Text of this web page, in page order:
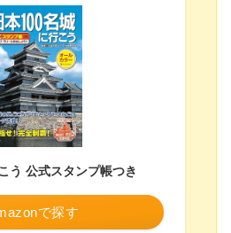
う 公式スタンプ帳つき
で探す